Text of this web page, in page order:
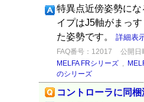
特異点近傍姿勢に
イプはJ5軸がまっ
た姿勢です。 詳細表
FAQ番号：12017
公開日
MELFA FRシリーズ ,
のシリーズ
コントローラに同